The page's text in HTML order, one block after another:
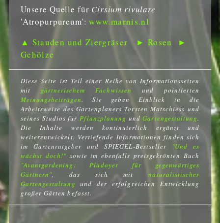
Unsere Quelle für Cirsium rivulare
'Atropurpureum':www.marnis.nl
▲ Stauden und Ziergräser
► Rosen
►
Gehölze
Diese Seite ist Teil einer Reihe von Informationsseiten
mit gärtnerischem Fachwissen und pointierten
Meinungsbeiträgen. Sie geben Einblick in die
Arbeitsweise des Gartenplaners Torsten Matschiess und
seines Studios für Pflanzplanung undGartengestaltung.
Die Inhalte werden kontinuierlich ergänzt und
weiterentwickelt. Vertiefende Informationen finden sich
im Gartenratgeber und SPIEGEL-Bestseller
"Und es
wächst doch!"sowie im ebenfalls preisgekrönten Buch
"Avantgardening: Plädoyer für gegenwärtiges
Gärtnern", das sich mitnaturalistischer
Gartengestaltung und der erfolgreichen Entwicklung
großer Gärten befasst.